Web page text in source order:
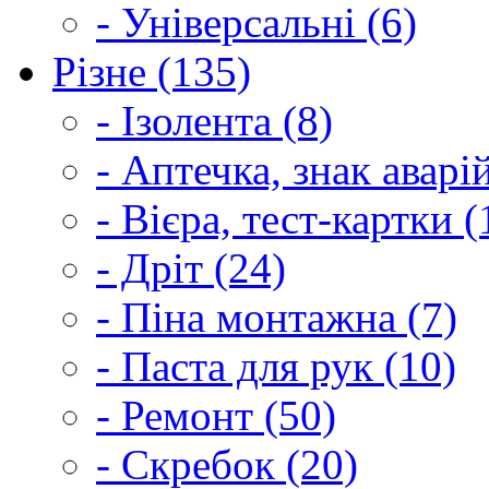
- Універсальні (6)
Різне (135)
- Ізолента (8)
- Аптечка, знак
- Вієра, тест-картки
- Дріт (24)
- Піна монтажна (7)
- Паста для рук (10)
- Ремонт (50)
- Скребок (20)